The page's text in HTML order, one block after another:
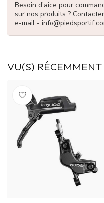
Besoin d'aide pour
sur nos produits ?
e-mail -
VU(S) RÉCEMMENT